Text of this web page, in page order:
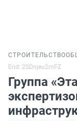
СТРОИТЕЛЬСТВО
Erid: 2SDnjeu2mFZ
Группа